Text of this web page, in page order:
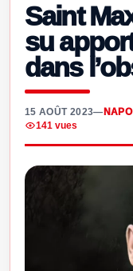
Saint
su
dans
15 AOÛT 2023—
141 vues